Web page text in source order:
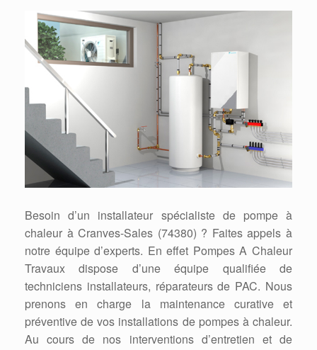
Besoin d’un installateur spécialiste de pompe à
chaleur à Cranves-Sales (74380) ? Faites appels à
notre équipe d’experts. En effet Pompes A Chaleur
Travaux dispose d’une équipe qualifiée de
techniciens installateurs, réparateurs de PAC. Nous
prenons en charge la maintenance curative et
préventive de vos installations de pompes à chaleur.
Au cours de nos interventions d’entretien et de